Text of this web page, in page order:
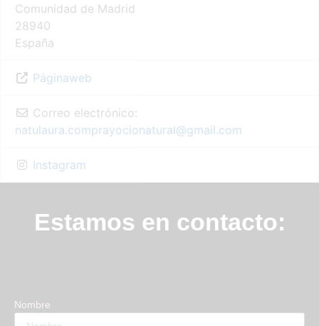
Comunidad de Madrid
28940
España
Páginaweb
Correo electrónico:
natulaura.comprayocionatural@gmail.com
Instagram
Estamos en contacto:
Nombre